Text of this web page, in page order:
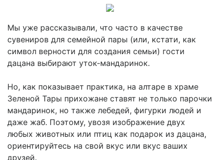
Мы уже рассказывали, что часто в качестве
сувениров для семейной пары (или, кстати, как
символ верности для создания семьи) гости
дацана выбирают уток-мандаринок.
Но, как показывает практика, на алтаре в храме
Зеленой Тары прихожане ставят не только парочки
мандаринок, но также лебедей, фигурки людей и
даже жаб. Поэтому, увозя изображение двух
любых животных или птиц как подарок из дацана,
ориентируйтесь на свой вкус или вкус ваших
друзей.